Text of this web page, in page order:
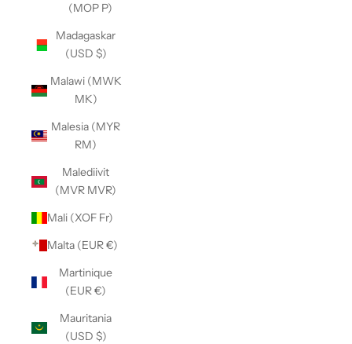
(MOP P)
Madagaskar
(USD $)
Malawi (MWK
MK)
Malesia (MYR
RM)
Malediivit
(MVR MVR)
Mali (XOF Fr)
Malta (EUR €)
Martinique
(EUR €)
Mauritania
(USD $)